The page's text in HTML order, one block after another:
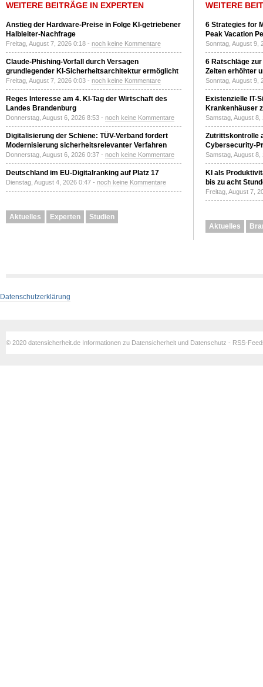
WEITERE BEITRÄGE IN EXPERTEN
Anstieg der Hardware-Preise in Folge KI-getriebener
Halbleiter-Nachfrage
Freitag, August 7, 2026 0:18 - noch keine Kommentare
Claude-Phishing-Vorfall durch Versagen
grundlegender KI-Sicherheitsarchitektur ermöglicht
Freitag, August 7, 2026 0:03 - noch keine Kommentare
Reges Interesse am 4. KI-Tag der Wirtschaft des
Landes Brandenburg
Donnerstag, August 6, 2026 8:53 - noch keine Kommentare
Digitalisierung der Schiene: TÜV-Verband fordert
Modernisierung sicherheitsrelevanter Verfahren
Donnerstag, August 6, 2026 0:37 - noch keine Kommentare
Deutschland im EU-Digitalranking auf Platz 17
Dienstag, August 4, 2026 0:47 - noch keine Kommentare
Aktuelles Experten Studien
WEITERE
6 Strategies for
Peak Vacation
Sonntag, August 9,
6 Ratschläge
Zeiten erhöhter
Sonntag, August 9,
Existenzielle IT-
Krankenhäuser
Samstag, August
Zutrittskontrolle
Cybersecurity-
Samstag, August
KI als
bis zu acht
Freitag, August 7,
Aktuelles
Datenschutzerklärung
© 2020 datensicherheit.de Informationen zu Datensicherheit und Datenschutz - RSS-